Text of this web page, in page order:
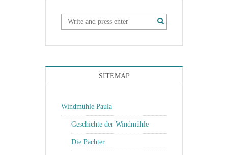
SITEMAP
Windmühle Paula
Geschichte der Windmühle
Die Pächter